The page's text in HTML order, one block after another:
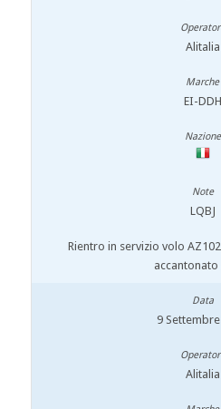
Alitalia
EI-DDH
LQBJ
Rientro in servizio volo
accantonato
9
Alitalia